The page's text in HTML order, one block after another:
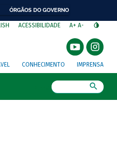
ÓRGÃOS DO GOVERNO
ACESSIBILIDADE A+ A-
CONHECIMENTO IMPRENSA